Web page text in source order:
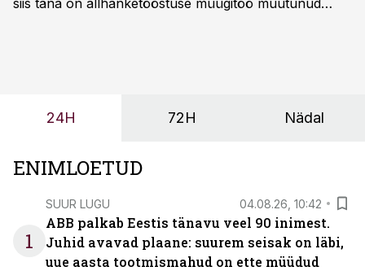
siis täna on allhanketööstuse müügitöö muutunud
24H 72H Nädal
ENIMLOETUD
1
SUUR LUGU 04.08.26, 10:42
ABB palkab Eestis tänavu veel 90 inimest.
Juhid avavad plaane: suurem seisak on läbi,
uue aasta tootmismahud on ette müüdud